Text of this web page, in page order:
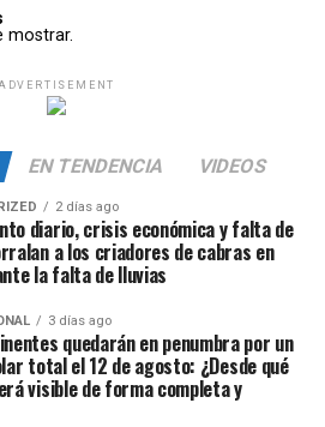
mostrar.
EN TENDENCIA VIDEOS
2 días ago
diario, crisis económica y falta de
a los criadores de cabras en
la falta de lluvias
3 días ago
quedarán en penumbra por un
total el 12 de agosto: ¿Desde qué
visible de forma completa y